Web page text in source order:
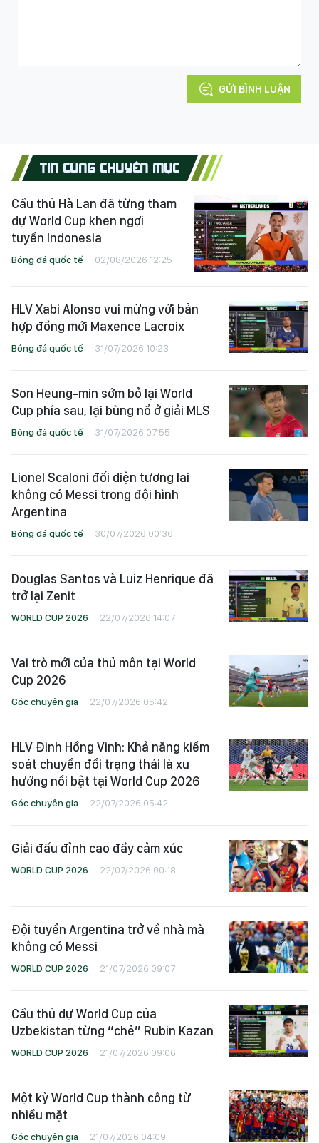
GỬI BÌNH LUẬN
TIN CÙNG CHUYÊN MỤC
Cầu thủ Hà Lan đã từng tham
dự World Cup khen ngợi
tuyển Indonesia
Bóng đá quốc tế 02/08/2026 12:25
HLV Xabi Alonso vui mừng với bản
hợp đồng mới Maxence Lacroix
Bóng đá quốc tế 31/07/2026 10:23
Son Heung-min sớm bỏ lại World
Cup phía sau, lại bùng nổ ở giải MLS
Bóng đá quốc tế 31/07/2026 07:55
Lionel Scaloni đối diện tương lai
không có Messi trong đội hình
Argentina
Bóng đá quốc tế 30/07/2026 00:36
Douglas Santos và Luiz Henrique đã
trở lại Zenit
WORLD CUP 2026 22/07/2026 14:07
Vai trò mới của thủ môn tại World
Cup 2026
Góc chuyên gia 22/07/2026 05:42
HLV Đinh Hồng Vinh: Khả năng kiểm
soát chuyển đổi trạng thái là xu
hướng nổi bật tại World Cup 2026
Góc chuyên gia 22/07/2026 05:42
Giải đấu đỉnh cao đầy cảm xúc
WORLD CUP 2026 22/07/2026 00:18
Đội tuyển Argentina trở về nhà mà
không có Messi
WORLD CUP 2026 21/07/2026 09:07
Cầu thủ dự World Cup của
Uzbekistan từng “chê” Rubin Kazan
WORLD CUP 2026 21/07/2026 09:06
Một kỳ World Cup thành công từ
nhiều mặt
Góc chuyên gia 21/07/2026 04:09